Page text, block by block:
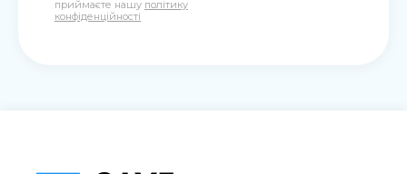
приймаєте нашу політику
конфіденційності